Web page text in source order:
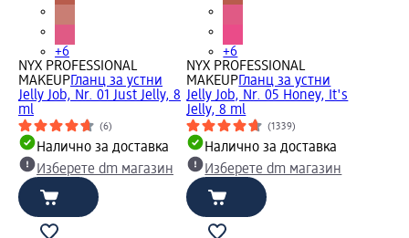
+6
NYX PROFESSIONAL
MAKEUP Гланц за устни
Jelly Job, Nr. 01 Just Jelly, 8
ml
(6)
Налично за доставка
Изберете dm магазин
+6
NYX PROFESSIONAL
MAKEUP Гланц за устни
Jelly Job, Nr. 05 Honey, It's
Jelly, 8 ml
(1339)
Налично за доставка
Изберете dm магазин